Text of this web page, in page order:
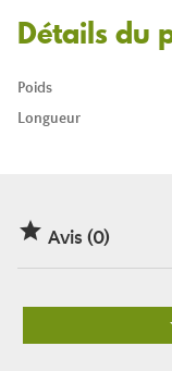
Détails du
Poids
Longueur
 Avis (0)